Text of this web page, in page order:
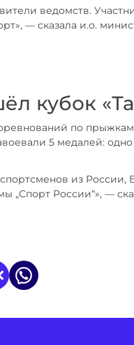
ведомств.
— сказала и.о.
кубок
по
5 медалей:
из России,
„Спорт России“», —